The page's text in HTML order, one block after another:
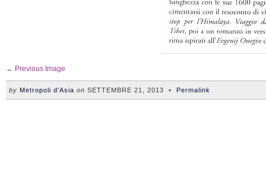
← Previous Image
by Metropoli d'Asia on SETTEMBRE 21, 2013 • Permalink